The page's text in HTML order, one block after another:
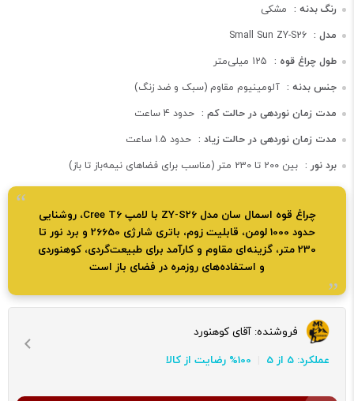
رنگ بدنه : مشکی
مدل : Small Sun ZY-S26
طول چراغ قوه : 125 میلی‌متر
جنس بدنه : آلومینیوم مقاوم (سبک و ضد زنگ)
مدت زمان نوردهی در حالت کم : حدود 4 ساعت
مدت زمان نوردهی در حالت زیاد : حدود 1.5 ساعت
برد نور : بین 200 تا 230 متر (مناسب برای فضاهای نیمه‌باز تا باز)
چراغ قوه اسمال سان مدل ZY-S26 با لامپ Cree T6، روشنایی
حدود 1000 لومن، قابلیت زوم، باتری شارژی 26650 و برد نور تا
230 متر، گزینه‌ای مقاوم و کارآمد برای طبیعت‌گردی، کوهنوردی
و استفاده‌های روزمره در فضای باز است
فروشنده: آقای کوهنورد
عملکرد: 5 از 5
100% رضایت از کالا